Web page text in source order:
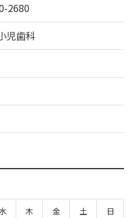
2680
児歯科
木 金 土 日